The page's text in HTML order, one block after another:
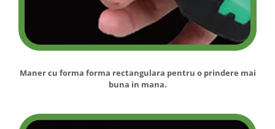
Maner cu forma forma rectangulara pentru o prindere mai
buna in mana.